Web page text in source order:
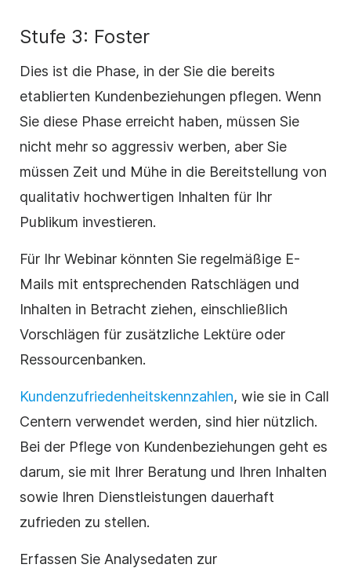
Stufe 3: Foster
Dies ist die Phase, in der Sie die bereits
etablierten Kundenbeziehungen pflegen. Wenn
Sie diese Phase erreicht haben, müssen Sie
nicht mehr so aggressiv werben, aber Sie
müssen Zeit und Mühe in die Bereitstellung von
qualitativ hochwertigen Inhalten für Ihr
Publikum investieren.
Für Ihr Webinar könnten Sie regelmäßige E-
Mails mit entsprechenden Ratschlägen und
Inhalten in Betracht ziehen, einschließlich
Vorschlägen für zusätzliche Lektüre oder
Ressourcenbanken.
Kundenzufriedenheitskennzahlen, wie sie in Call
Centern verwendet werden, sind hier nützlich.
Bei der Pflege von Kundenbeziehungen geht es
darum, sie mit Ihrer Beratung und Ihren Inhalten
sowie Ihren Dienstleistungen dauerhaft
zufrieden zu stellen.
Erfassen Sie Analysedaten zur